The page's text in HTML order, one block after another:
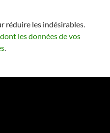
réduire les indésirables.
les données de vos
.